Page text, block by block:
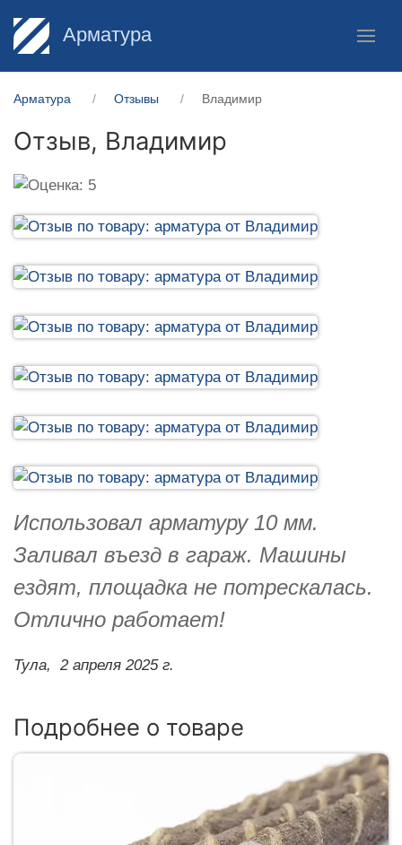
Арматура
Арматура Отзывы Владимир
Отзыв, Владимир
Использовал арматуру 10 мм.
Заливал въезд в гараж. Машины
ездят, площадка не потрескалась.
Отлично работает!
Тула, 2 апреля 2025 г.
Подробнее о товаре